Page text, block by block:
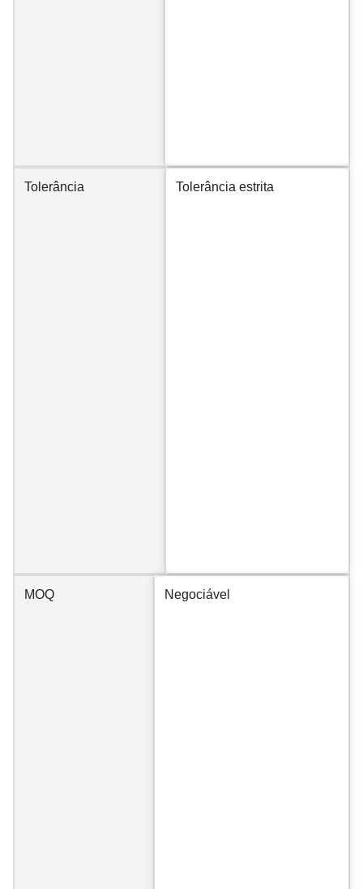
Tolerância Tolerância estrita
MOQ Negociável